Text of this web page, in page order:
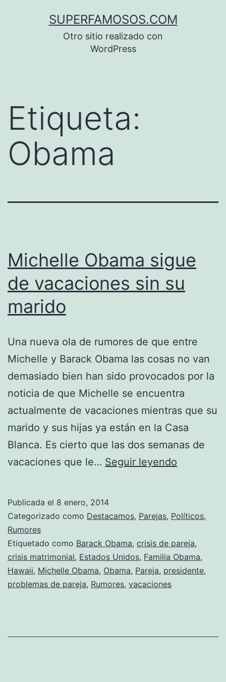
SUPERFAMOSOS.COM
Otro sitio realizado con
WordPress
Etiqueta:
Obama
Michelle Obama sigue
de vacaciones sin su
marido
Una nueva ola de rumores de que entre
Michelle y Barack Obama las cosas no van
demasiado bien han sido provocados por la
noticia de que Michelle se encuentra
actualmente de vacaciones mientras que su
marido y sus hijas ya están en la Casa
Blanca. Es cierto que las dos semanas de
vacaciones que le… Seguir leyendo
de
sin
su
Publicada el 8 enero, 2014
Categorizado como Destacamos, Parejas, Políticos,
Rumores
Etiquetado como Barack Obama, crisis de pareja,
crisis matrimonial, Estados Unidos, Familia Obama,
Hawaii, Michelle Obama, Obama, Pareja, presidente,
problemas de pareja, Rumores, vacaciones